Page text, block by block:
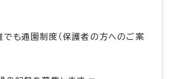
でも通園制度（保護者の方へのご案